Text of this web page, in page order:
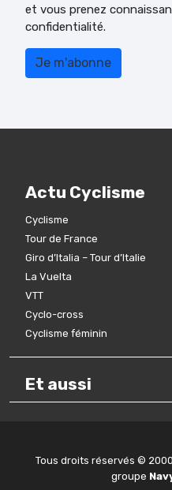
et vous prenez
confidentialité.
Actu Cyclisme
Cyclisme
Tour de France
Giro d’Italia – Tour d’Italie
La Vuelta
VTT
Cyclo-cross
Cyclisme féminin
Et aussi
Tous droits réservés ©
groupe